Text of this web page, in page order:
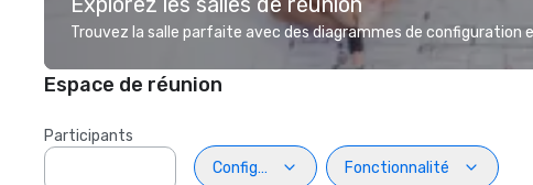
Trouvez la salle parfaite avec des diagrammes de configuration
Espace de réunion
Participants
Configuration
Fonctionnalité